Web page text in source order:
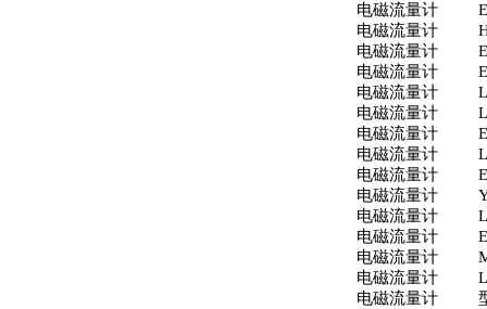
电磁流量计
电磁流量计
电磁流量计
电磁流量计
电磁流量计
电磁流量计
电磁流量计
电磁流量计
电磁流量计
电磁流量计
电磁流量计
电磁流量计
电磁流量计
电磁流量计
电磁流量计